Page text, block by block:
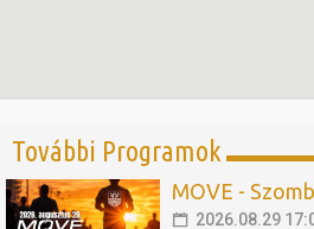
További Programok
MOVE -
2026.08.29